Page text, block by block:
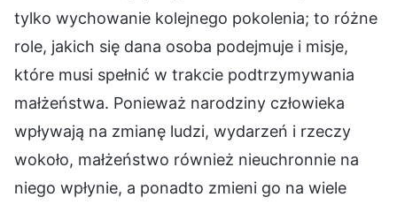
tylko wychowanie kolejnego pokolenia; to różne
role, jakich się dana osoba podejmuje i misje,
które musi spełnić w trakcie podtrzymywania
małżeństwa. Ponieważ narodziny człowieka
wpływają na zmianę ludzi, wydarzeń i rzeczy
wokoło, małżeństwo również nieuchronnie na
niego wpłynie, a ponadto zmieni go na wiele